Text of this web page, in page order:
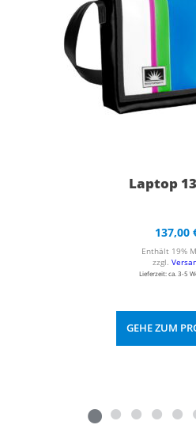
Laptop
137,00
Enthält 19%
zzgl.
Lieferzeit: ca. 3-5
GEHE ZUM